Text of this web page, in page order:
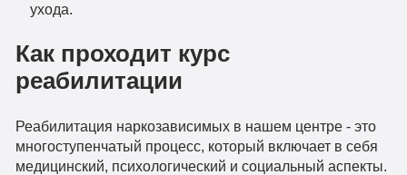
ухода.
Как проходит курс
реабилитации
Реабилитация наркозависимых в нашем центре - это
многоступенчатый процесс, который включает в себя
медицинский, психологический и социальный аспекты.